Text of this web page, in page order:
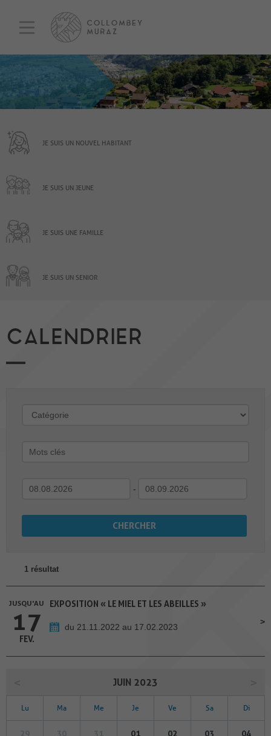
JE SUIS UN NOUVEL HABITANT
JE SUIS UN JEUNE
JE SUIS UNE FAMILLE
JE SUIS UN SENIOR
CALENDRIER
-
1 résultat
JUSQU'AU
17
FEV.
EXPOSITION « LE MIEL ET LES ABEILLES »
du 21.11.2022 au 17.02.2023
JUIN 2023
Lu Ma Me Je Ve Sa Di
01 02 03 04